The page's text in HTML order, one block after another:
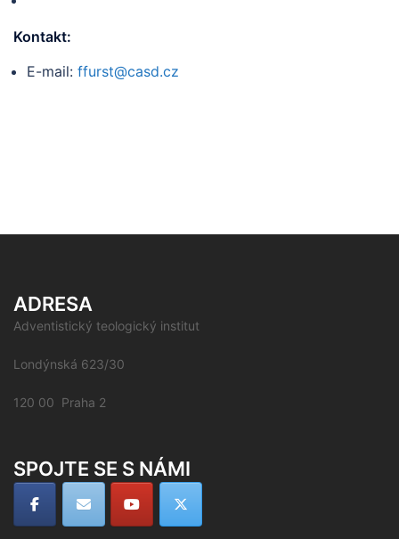
Kontakt:
E-mail: ffurst@casd.cz
ADRESA
Adventistický teologický institut
Londýnská 623/30
120 00 Praha 2
SPOJTE SE S NÁMI